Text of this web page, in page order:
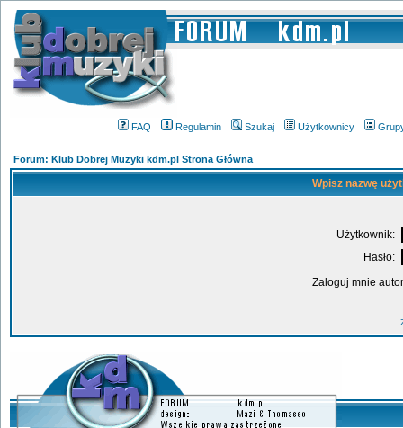
FAQ Regulamin Szukaj Użytkownicy
Forum: Klub Dobrej Muzyki kdm.pl Strona Główna
Wpisz nazwę
Użytkownik:
Hasło:
Zaloguj mnie